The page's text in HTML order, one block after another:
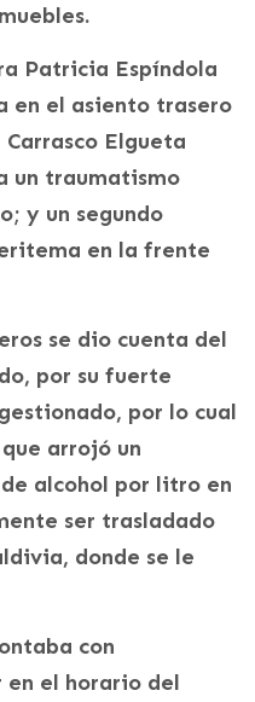
Patricia Espíndola
en el asiento trasero
Elgueta
un traumatismo
y un segundo
en la frente
se dio cuenta del
por su fuerte
por lo cual
arrojó un
alcohol por litro en
ser trasladado
donde se le
con
el horario del